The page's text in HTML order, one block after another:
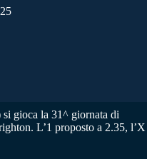
gioca la 31^ giornata di
L’1 proposto a 2.35, l’X